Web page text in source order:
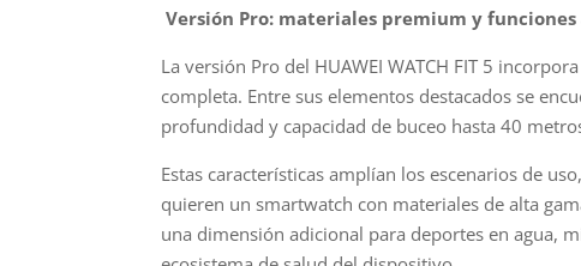
Versión Pro: materiales premium y funciones
La versión Pro del HUAWEI WATCH FIT 5
completa. Entre sus elementos destacados se
profundidad y capacidad de buceo hasta 40
Estas características amplían los escenarios de
quieren un smartwatch con materiales de alta
una dimensión adicional para deportes en agua,